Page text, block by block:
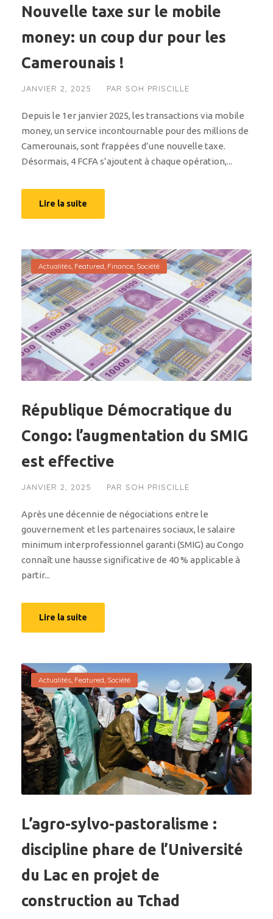
Nouvelle taxe sur le mobile
money: un coup dur pour les
Camerounais !
JANVIER 2, 2025 PAR SOH PRISCILLE
Depuis le 1er janvier 2025, les transactions via mobile
money, un service incontournable pour des millions de
Camerounais, sont frappées d’une nouvelle taxe.
Désormais, 4 FCFA s’ajoutent à chaque opération,...
Lire la suite
Actualités, Featured, Finance, Société
République Démocratique du
Congo: l’augmentation du SMIG
est effective
JANVIER 2, 2025 PAR SOH PRISCILLE
Après une décennie de négociations entre le
gouvernement et les partenaires sociaux, le salaire
minimum interprofessionnel garanti (SMIG) au Congo
connaît une hausse significative de 40 % applicable à
partir...
Lire la suite
Actualités, Featured, Société
L’agro-sylvo-pastoralisme :
discipline phare de l’Université
du Lac en projet de
construction au Tchad